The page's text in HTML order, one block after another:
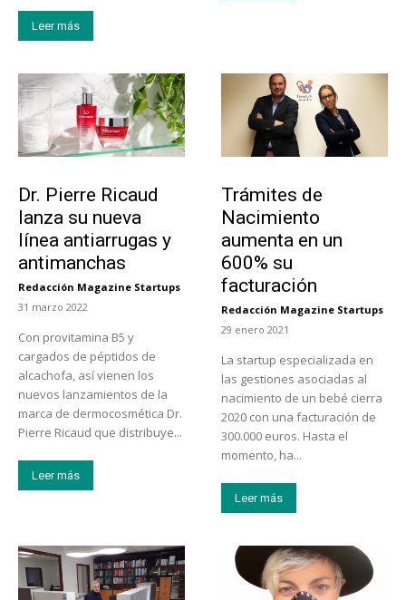
Leer más
Dr. Pierre Ricaud
lanza su nueva
línea antiarrugas y
antimanchas
Redacción Magazine Startups
-
31 marzo 2022
Con provitamina B5 y
cargados de péptidos de
alcachofa, así vienen los
nuevos lanzamientos de la
marca de dermocosmética Dr.
Pierre Ricaud que distribuye...
Leer más
Trámites de
Nacimiento
aumenta en un
600% su
facturación
Redacción Magazine Startups
-
29 enero 2021
La startup especializada en
las gestiones asociadas al
nacimiento de un bebé cierra
2020 con una facturación de
300.000 euros. Hasta el
momento, ha...
Leer más